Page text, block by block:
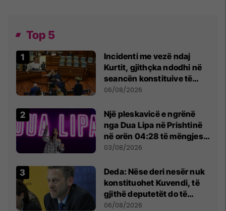
Top 5
Incidenti me vezë ndaj
Kurtit, gjithçka ndodhi në
seancën konstituive të
Kuvendit
06/08/2026
Një pleskavicë e ngrënë
nga Dua Lipa në Prishtinë
në orën 04:28 të mëngjesit
- dhe bota digjitale serbe
03/08/2026
Deda: Nëse deri nesër nuk
konstituohet Kuvendi, të
gjithë deputetët do të
bëjnë shkelje të rëndë
06/08/2026